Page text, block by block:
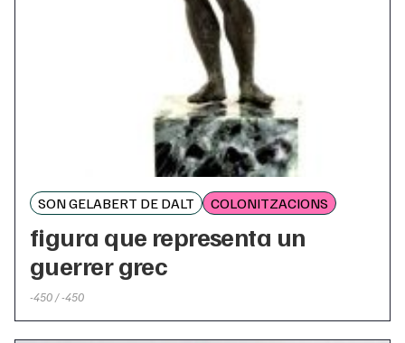
SON GELABERT DE DALT COLONITZACIONS
figura que representa un
guerrer grec
-450 / -450